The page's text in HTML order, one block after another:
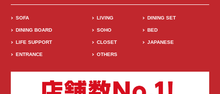
SOFA LIVING DINING SET
DINING BOARD SOHO BED
LIFE SUPPORT CLOSET JAPANESE
ENTRANCE OTHERS